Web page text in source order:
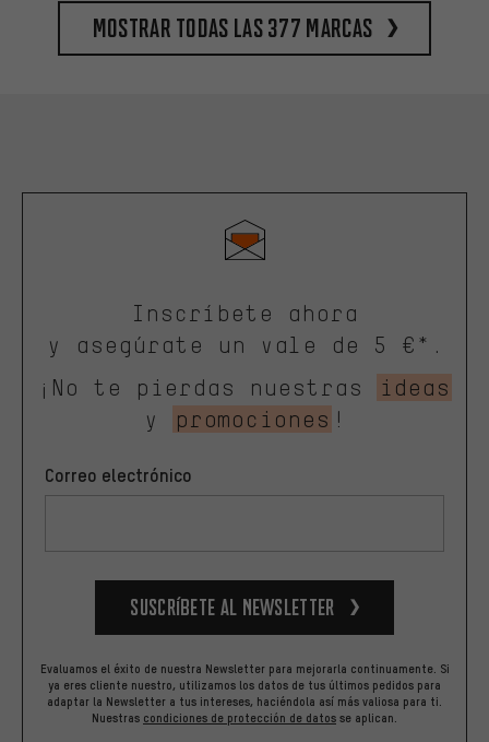
Mostrar todas las 377 marcas
Inscríbete ahora
y asegúrate un vale de 5 €*.
¡No te pierdas nuestras
ideas
y
promociones !
Correo electrónico
Suscríbete al newsletter
Evaluamos el éxito de nuestra Newsletter para mejorarla continuamente. Si
ya eres cliente nuestro, utilizamos los datos de tus últimos pedidos para
adaptar la Newsletter a tus intereses, haciéndola así más valiosa para ti.
Nuestras condiciones de protección de datos se aplican.